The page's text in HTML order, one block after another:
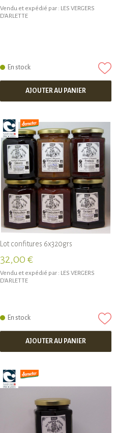
Vendu et expédié par : LES VERGERS
D'ARLETTE
En stock
AJOUTER AU PANIER
Lot confitures 6x320grs
32,00 €
Vendu et expédié par : LES VERGERS
D'ARLETTE
En stock
AJOUTER AU PANIER